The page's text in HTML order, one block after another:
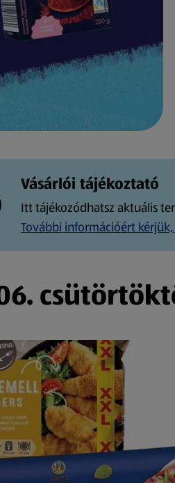
Vásárlói tájékoztató
Itt tájékozódhatsz aktuális
További információért